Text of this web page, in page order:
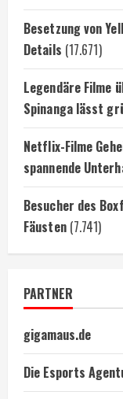
Besetzung von
Details (17.671)
Legendäre Filme
Spinanga lässt
Netflix-Filme
spannende
Besucher des
Fäusten (7.741)
PARTNER
gigamaus.de
Die Esports